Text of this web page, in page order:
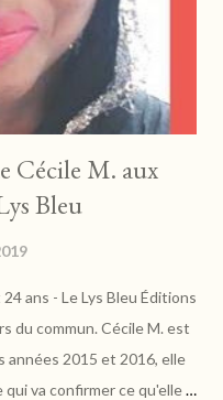
Cécile M. aux
Bleu
ans - Le Lys Bleu Éditions
du commun. Cécile M. est
années 2015 et 2016, elle
va confirmer ce qu'elle